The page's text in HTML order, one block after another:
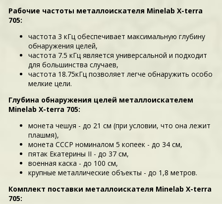
Рабочие частоты металлоискателя Minelab X-terra
705:
частота 3 кГц обеспечивает максимальную глубину
обнаружения целей,
частота 7.5 кГц является универсальной и подходит
для большинства случаев,
частота 18.75кГц позволяет легче обнаружить особо
мелкие цели.
Глубина обнаружения целей металлоискателем
Minelab X-terra 705:
монета чешуя - до 21 см (при условии, что она лежит
плашмя),
монета СССР номиналом 5 копеек - до 34 см,
пятак Екатерины II - до 37 см,
военная каска - до 100 см,
крупные металлические объекты - до 1,8 метров.
Комплект поставки металлоискателя Minelab X-terra
705: